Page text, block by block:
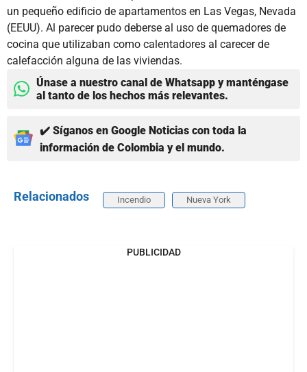
un pequeño edificio de apartamentos en Las Vegas, Nevada
(EEUU). Al parecer pudo deberse al uso de quemadores de
cocina que utilizaban como calentadores al carecer de
calefacción alguna de las viviendas.
Únase a nuestro canal de Whatsapp y manténgase
al tanto de los hechos más relevantes.
✔️ Síganos en Google Noticias con toda la
información de Colombia y el mundo.
Relacionados Incendio Nueva York
PUBLICIDAD